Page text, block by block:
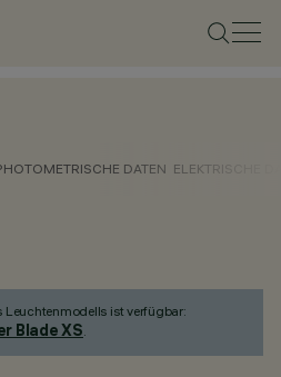
DATEN ELEKTRISCHE
Leuchtenmodells ist verfügbar:
Blade XS.